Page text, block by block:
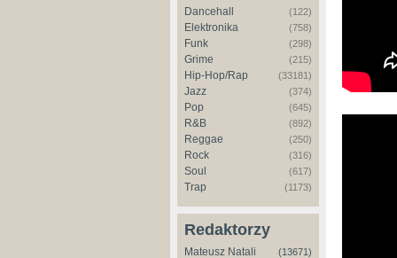
Dancehall (122)
Elektronika (758)
Funk (298)
Grime (215)
Hip-Hop/Rap (33181)
Jazz (374)
Pop (645)
R&B (892)
Reggae (250)
Rock (316)
Soul (617)
Trap (1173)
Redaktorzy
Mateusz Natali (13671)